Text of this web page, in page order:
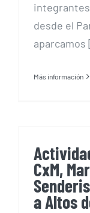
desde el
Más información
CxM,
a Altos